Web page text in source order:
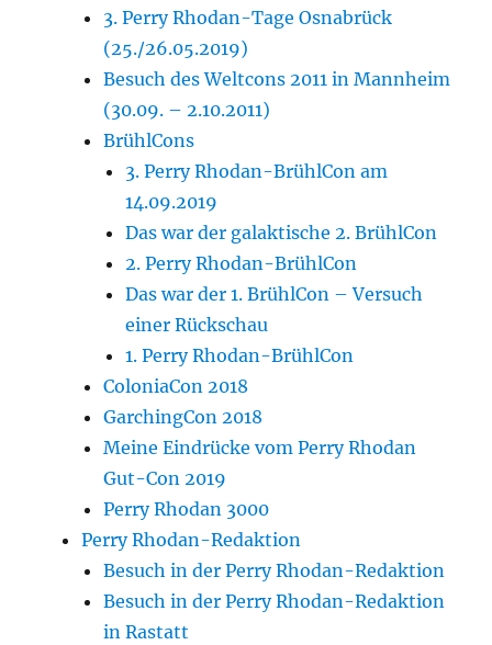
3. Perry Rhodan-Tage Osnabrück
(25./26.05.2019)
Besuch des Weltcons 2011 in Mannheim
(30.09. – 2.10.2011)
BrühlCons
3. Perry Rhodan-BrühlCon am
14.09.2019
Das war der galaktische 2. BrühlCon
2. Perry Rhodan-BrühlCon
Das war der 1. BrühlCon – Versuch
einer Rückschau
1. Perry Rhodan-BrühlCon
ColoniaCon 2018
GarchingCon 2018
Meine Eindrücke vom Perry Rhodan
Gut-Con 2019
Perry Rhodan 3000
Perry Rhodan-Redaktion
Besuch in der Perry Rhodan-Redaktion
Besuch in der Perry Rhodan-Redaktion
in Rastatt